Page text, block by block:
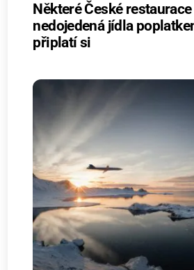
Některé České
nedojedená jídla
připlatí si